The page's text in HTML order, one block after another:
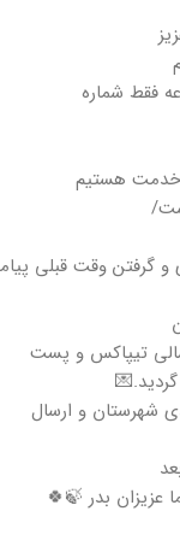
فقط شماره
خدمت هستیم
گرفتن وقت قبلی
تیپاکس و پست
شهرستان و ارسال